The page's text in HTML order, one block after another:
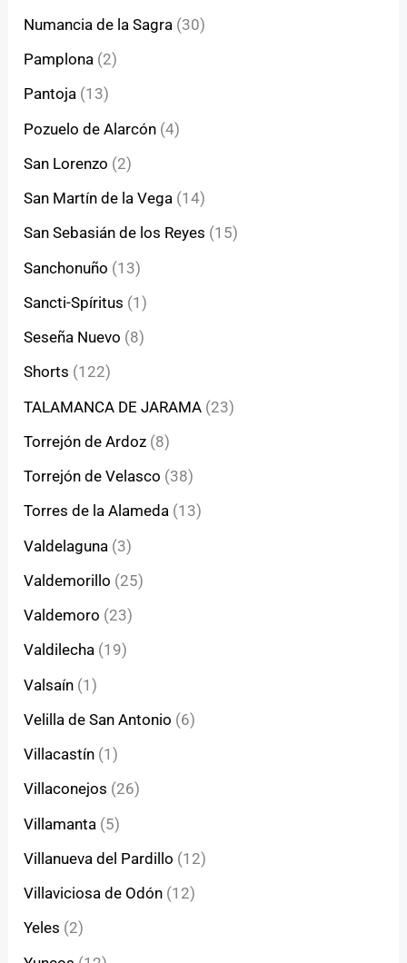
Numancia de la Sagra (30)
Pamplona (2)
Pantoja (13)
Pozuelo de Alarcón (4)
San Lorenzo (2)
San Martín de la Vega (14)
San Sebasián de los Reyes (15)
Sanchonuño (13)
Sancti-Spíritus (1)
Seseña Nuevo (8)
Shorts (122)
TALAMANCA DE JARAMA (23)
Torrejón de Ardoz (8)
Torrejón de Velasco (38)
Torres de la Alameda (13)
Valdelaguna (3)
Valdemorillo (25)
Valdemoro (23)
Valdilecha (19)
Valsaín (1)
Velilla de San Antonio (6)
Villacastín (1)
Villaconejos (26)
Villamanta (5)
Villanueva del Pardillo (12)
Villaviciosa de Odón (12)
Yeles (2)